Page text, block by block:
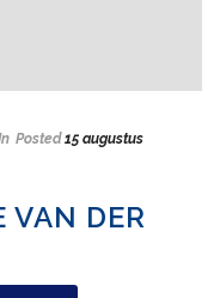
Posted 15 augustus
VAN DER